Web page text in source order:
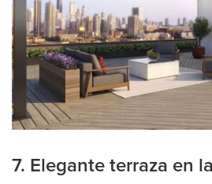
7. Elegante terraza en